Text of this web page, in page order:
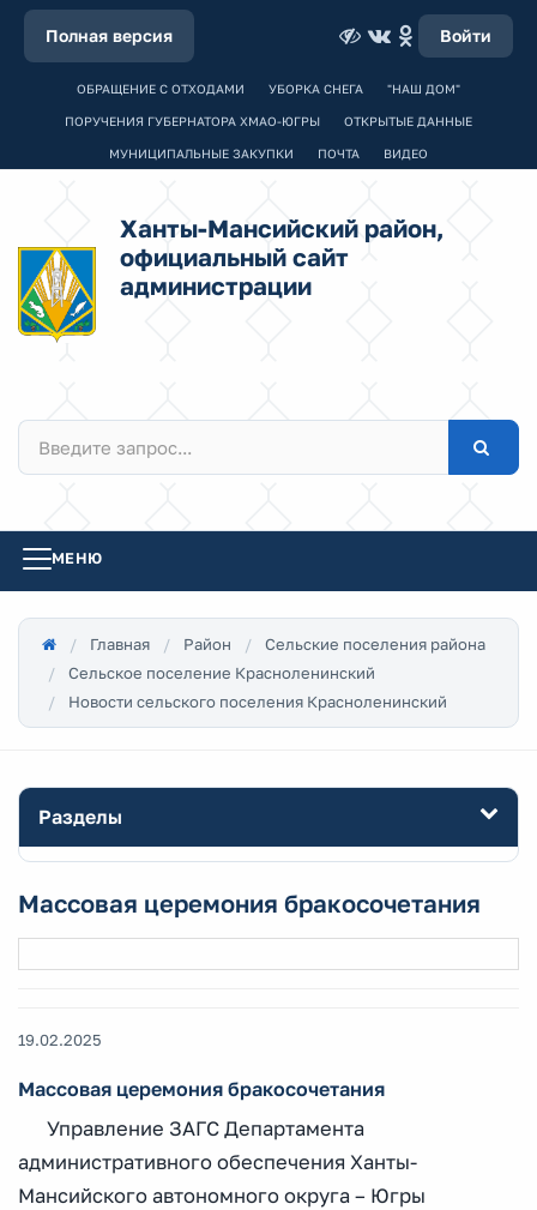
Полная версия Войти
ОБРАЩЕНИЕ С ОТХОДАМИ УБОРКА СНЕГА "НАШ ДОМ"
ПОРУЧЕНИЯ ГУБЕРНАТОРА ХМАО-ЮГРЫ ОТКРЫТЫЕ ДАННЫЕ
МУНИЦИПАЛЬНЫЕ ЗАКУПКИ ПОЧТА ВИДЕО
Ханты-Мансийский район,
официальный сайт
администрации
МЕНЮ
Главная Район
Сельские поселения района
Сельское поселение Красноленинский
Новости сельского поселения Красноленинский
Разделы
Массовая церемония бракосочетания
19.02.2025
Массовая церемония бракосочетания
Управление ЗАГС Департамента
административного обеспечения Ханты-
Мансийского автономного округа – Югры